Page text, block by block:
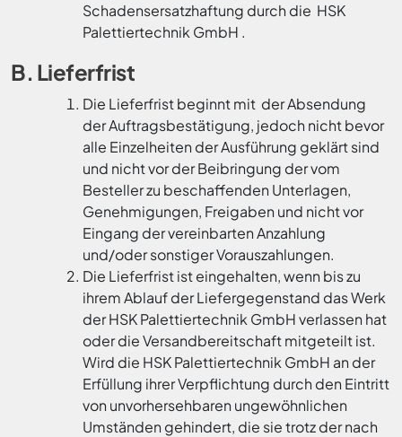
Schadensersatzhaftung durch die HSK
Palettiertechnik GmbH .
B. Lieferfrist
Die Lieferfrist beginnt mit der Absendung
der Auftragsbestätigung, jedoch nicht bevor
alle Einzelheiten der Ausführung geklärt sind
und nicht vor der Beibringung der vom
Besteller zu beschaffenden Unterlagen,
Genehmigungen, Freigaben und nicht vor
Eingang der vereinbarten Anzahlung
und/oder sonstiger Vorauszahlungen.
Die Lieferfrist ist eingehalten, wenn bis zu
ihrem Ablauf der Liefergegenstand das Werk
der HSK Palettiertechnik GmbH verlassen hat
oder die Versandbereitschaft mitgeteilt ist.
Wird die HSK Palettiertechnik GmbH an der
Erfüllung ihrer Verpflichtung durch den Eintritt
von unvorhersehbaren ungewöhnlichen
Umständen gehindert, die sie trotz der nach